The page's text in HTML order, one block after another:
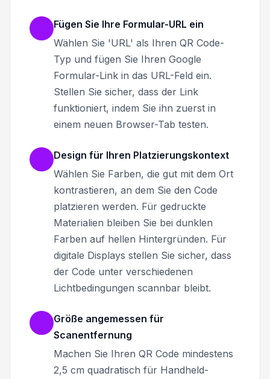
Fügen Sie Ihre Formular-URL ein
Wählen Sie 'URL' als Ihren QR Code-
Typ und fügen Sie Ihren Google
Formular-Link in das URL-Feld ein.
Stellen Sie sicher, dass der Link
funktioniert, indem Sie ihn zuerst in
einem neuen Browser-Tab testen.
Design für Ihren Platzierungskontext
Wählen Sie Farben, die gut mit dem Ort
kontrastieren, an dem Sie den Code
platzieren werden. Für gedruckte
Materialien bleiben Sie bei dunklen
Farben auf hellen Hintergründen. Für
digitale Displays stellen Sie sicher, dass
der Code unter verschiedenen
Lichtbedingungen scannbar bleibt.
Größe angemessen für
Scanentfernung
Machen Sie Ihren QR Code mindestens
2,5 cm quadratisch für Handheld-